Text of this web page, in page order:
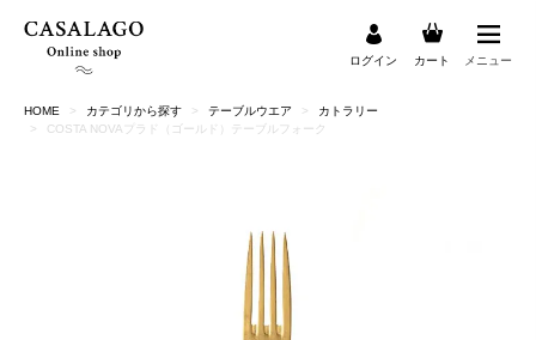
ログイン カート メニュー
HOME カテゴリから探す テーブルウエア
カトラリー
COSTA NOVAプラド（ゴールド）テーブルフォーク
検索